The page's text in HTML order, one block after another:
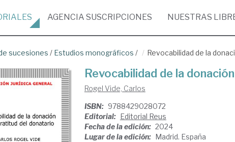
AGENCIA SUSCRIPCIONES NUESTRAS
sucesiones / Estudios monográficos / Revocabilidad de la
Revocabilidad de la
Rogel Vide, Carlos
ISBN: 9788429028072
Editorial: Editorial Reus
Fecha de la edición: 2024
Lugar de la edición: Madrid. España